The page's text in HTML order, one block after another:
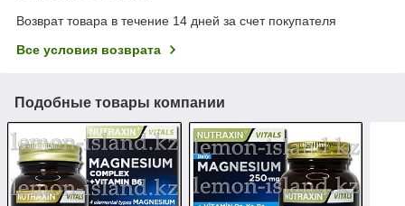
Возврат товара в течение 14 дней за счет покупателя
Все условия возврата
Подобные товары компании